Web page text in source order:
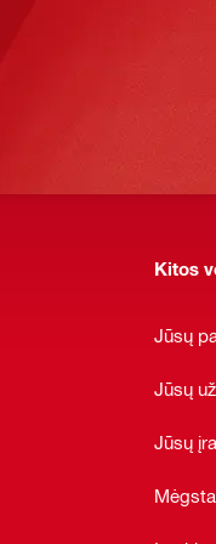
Kitos
Jūsų
Jūsų
Jūsų